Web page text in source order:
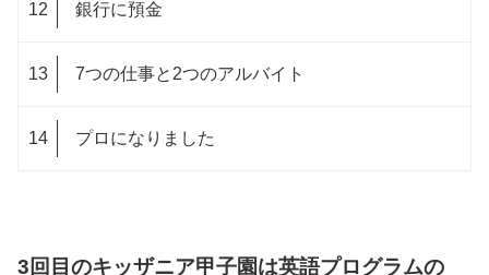
銀行に預金
7つの仕事と2つのアルバイト
プロになりました
3回目のキッザニア甲子園は英語プログラムの